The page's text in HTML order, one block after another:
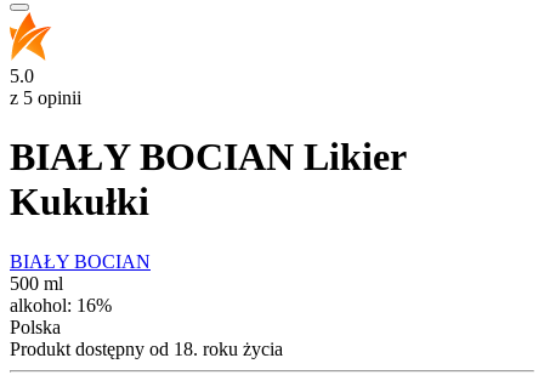
5.0
z 5 opinii
BIAŁY BOCIAN Likier
Kukułki
BIAŁY BOCIAN
500 ml
alkohol: 16%
Polska
Produkt dostępny od 18. roku życia